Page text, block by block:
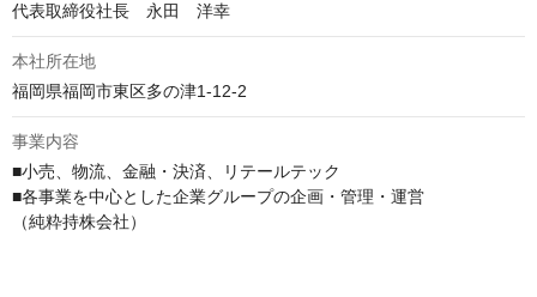
代表取締役社長　永田　洋幸
本社所在地
福岡県福岡市東区多の津1-12-2
事業内容
■小売、物流、金融・決済、リテールテック
■各事業を中心とした企業グループの企画・管理・運営
（純粋持株会社）